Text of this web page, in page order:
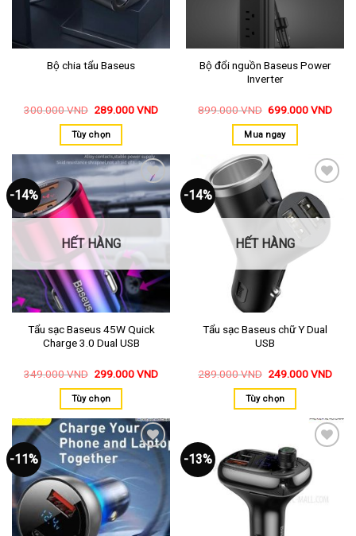
Bộ chia tẩu Baseus
300.000VND 289.000VND
Tùy chọn
Bộ đổi nguồn Baseus Power
Inverter
899.000VND 699.000VND
Mua ngay
-14%
Thêm
vào
yêu
HẾT HÀNG
Tẩu sạc Baseus 45W Quick
Charge 3.0 Dual USB
349.000VND 299.000VND
Tùy chọn
-14%
Thêm
vào
yêu
HẾT HÀNG
Tẩu sạc Baseus chữ Y Dual
USB
289.000VND 249.000VND
Tùy chọn
-11%
Thêm
-13%